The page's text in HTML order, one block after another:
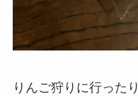
りんご狩りに行ったり